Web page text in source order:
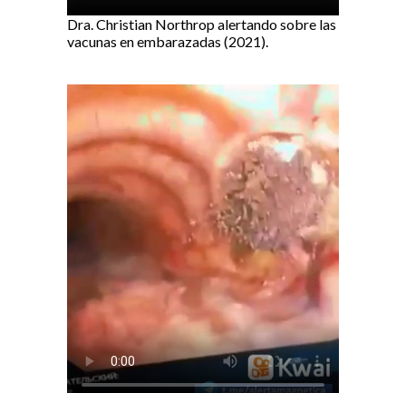
Dra. Christian Northrop alertando sobre las
vacunas en embarazadas (2021).